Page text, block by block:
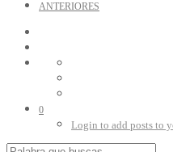
ANTERIORES
0
Login to add posts to